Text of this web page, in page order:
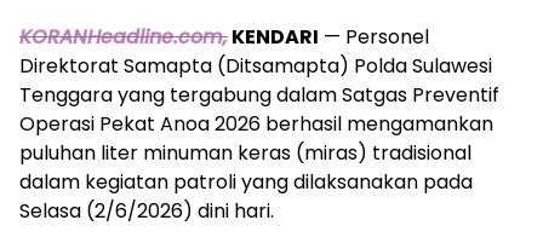
KORANHeadline.com,KENDARI — Personel
Direktorat Samapta (Ditsamapta) Polda Sulawesi
Tenggara yang tergabung dalam Satgas Preventif
Operasi Pekat Anoa 2026 berhasil mengamankan
puluhan liter minuman keras (miras) tradisional
dalam kegiatan patroli yang dilaksanakan pada
Selasa (2/6/2026) dini hari.